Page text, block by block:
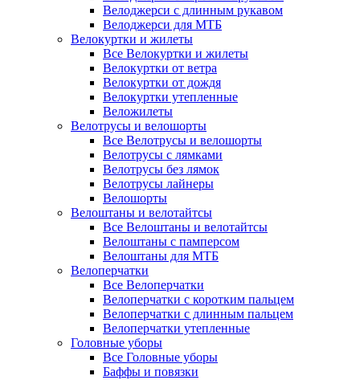
Велоджерси с длинным рукавом
Велоджерси для МТБ
Велокуртки и жилеты
Все Велокуртки и жилеты
Велокуртки от ветра
Велокуртки от дождя
Велокуртки утепленные
Веложилеты
Велотрусы и велошорты
Все Велотрусы и велошорты
Велотрусы с лямками
Велотрусы без лямок
Велотрусы лайнеры
Велошорты
Велоштаны и велотайтсы
Все Велоштаны и велотайтсы
Велоштаны с памперсом
Велоштаны для МТБ
Велоперчатки
Все Велоперчатки
Велоперчатки с коротким пальцем
Велоперчатки с длинным пальцем
Велоперчатки утепленные
Головные уборы
Все Головные уборы
Баффы и повязки